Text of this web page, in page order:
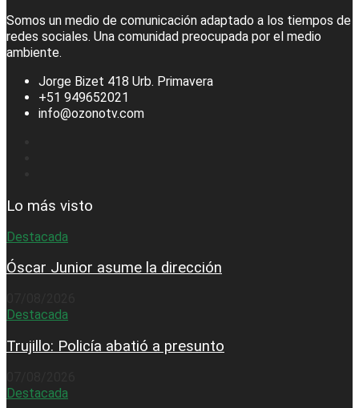
Somos un medio de comunicación adaptado a los tiempos de
redes sociales. Una comunidad preocupada por el medio
ambiente.
Jorge Bizet 418 Urb. Primavera
+51 949652021
info@ozonotv.com
Lo más visto
Destacada
Óscar Junior asume la dirección
Destacada
Trujillo: Policía abatió a presunto
Destacada